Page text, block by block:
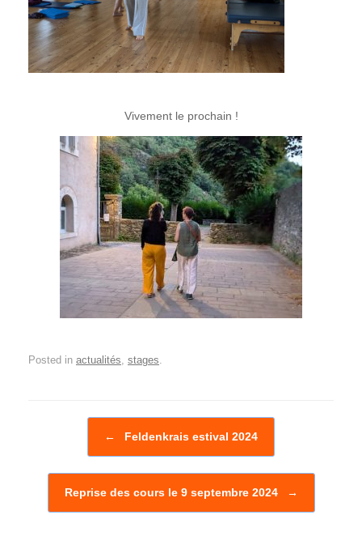
Vivement le prochain !
Posted in actualités, stages.
← Feldenkrais estival 2024
Reprise des cours le 9 septembre 2024 →